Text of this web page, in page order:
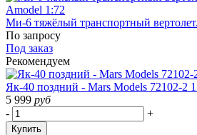
Ми-6 тяжёлый транспортный
По запросу
Под заказ
Рекомендуем
Як-40 поздний - Mars Models 72102-2
5 999 руб
-
+
Купить